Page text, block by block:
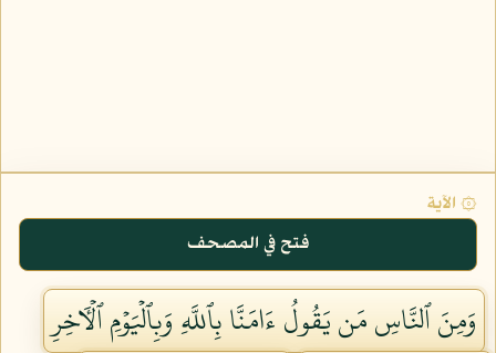
۞ الآية
فتح في المصحف
وَمِنَ ٱلنَّاسِ مَن يَقُولُ ءَامَنَّا بِٱللَّهِ وَبِٱلۡيَوۡمِ ٱلۡأٓخِرِ